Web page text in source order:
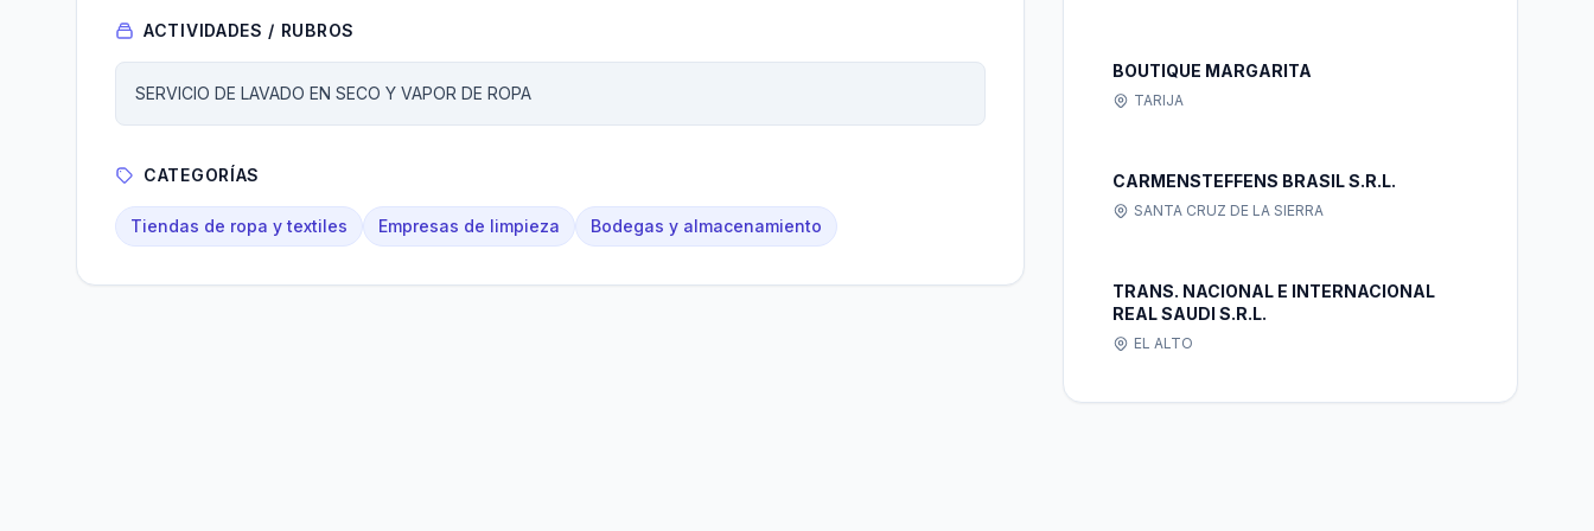
ACTIVIDADES / RUBROS
SERVICIO DE LAVADO EN SECO Y VAPOR DE ROPA
CATEGORÍAS
Tiendas de ropa y textiles Empresas de limpieza Bodegas y almacenamiento
BOUTIQUE MARGARITA
TARIJA
CARMENSTEFFENS BRASIL S.R.L.
SANTA CRUZ DE LA SIERRA
TRANS. NACIONAL E INTERNACIONAL
REAL SAUDI S.R.L.
EL ALTO